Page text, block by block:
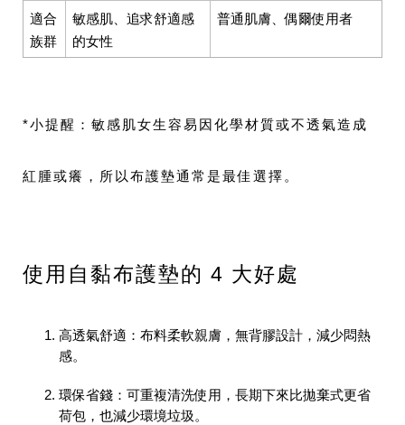
適合
族群
敏感肌、追求舒適感
的女性
普通肌膚、偶爾使用者
*小提醒：敏感肌女生容易因化學材質或不透氣造成
紅腫或癢，所以布護墊通常是最佳選擇。
使用自黏布護墊的 4 大好處
高透氣舒適： 布料柔軟親膚，無背膠設計，減少悶熱
感。
環保省錢： 可重複清洗使用，長期下來比拋棄式更省
荷包，也減少環境垃圾。